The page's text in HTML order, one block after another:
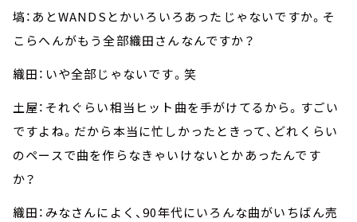
塙：あとWANDSとかいろいろあったじゃないですか。そ
こらへんがもう全部織田さんなんですか？
織田：いや全部じゃないです。笑
土屋：それぐらい相当ヒット曲を手がけてるから。すごい
ですよね。だから本当に忙しかったときって、どれくらい
のペースで曲を作らなきゃいけないとかあったんです
か？
織田：みなさんによく、90年代にいろんな曲がいちばん売